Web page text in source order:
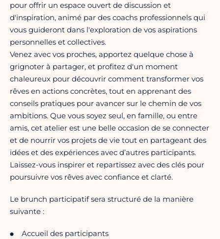
pour offrir un espace ouvert de discussion et
d'inspiration, animé par des coachs professionnels qui
vous guideront dans l'exploration de vos aspirations
personnelles et collectives.
Venez avec vos proches, apportez quelque chose à
grignoter à partager, et profitez d'un moment
chaleureux pour découvrir comment transformer vos
rêves en actions concrètes, tout en apprenant des
conseils pratiques pour avancer sur le chemin de vos
ambitions. Que vous soyez seul, en famille, ou entre
amis, cet atelier est une belle occasion de se connecter
et de nourrir vos projets de vie tout en partageant des
idées et des expériences avec d’autres participants.
Laissez-vous inspirer et repartissez avec des clés pour
poursuivre vos rêves avec confiance et clarté.
Le brunch participatif sera structuré de la manière
suivante :
Accueil des participants